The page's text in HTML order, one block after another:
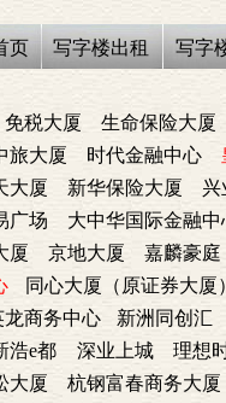
页 写字楼出租 写字
免税大厦
生命保险大厦
旅大厦 时代金融中心
大厦 新华保险大厦
兴
广场
大中华国际金融中
厦 京地大厦
嘉麟豪庭
同心大厦（原证券大厦
龙商务中心
新洲同创汇
浩e都 深业上城
理想
大厦
杭钢富春商务大厦